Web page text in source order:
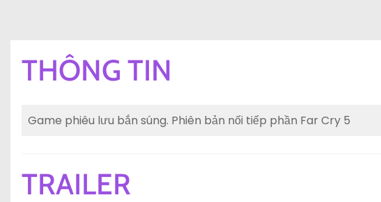
THÔNG TIN
Game phiêu lưu bắn súng. Phiên bản nối tiếp phần Far Cry 5
TRAILER